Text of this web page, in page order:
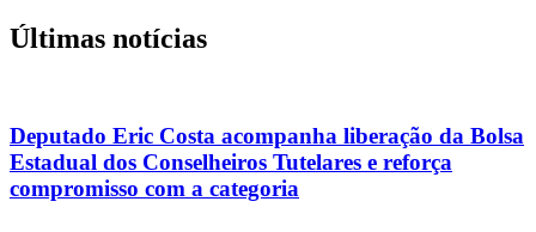
Últimas notícias
Deputado Eric Costa acompanha liberação da Bolsa
Estadual dos Conselheiros Tutelares e reforça
compromisso com a categoria